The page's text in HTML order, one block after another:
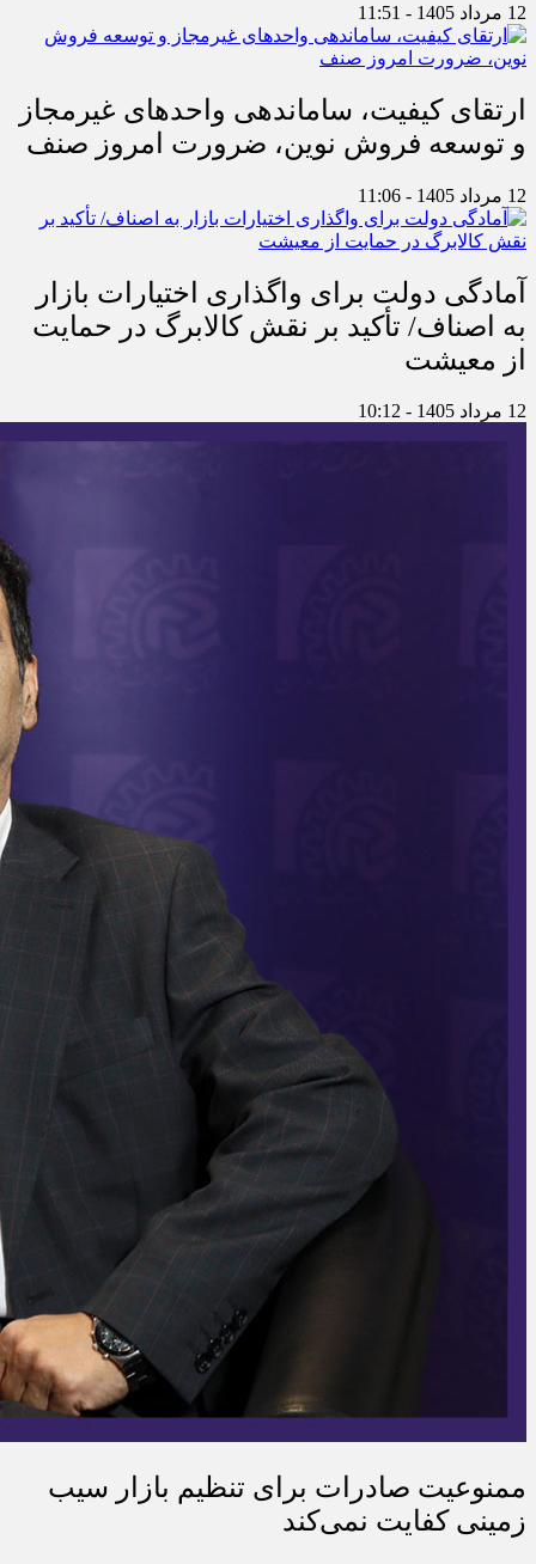
12 مرداد 1405 - 11:51
ارتقای کیفیت، ساماندهی واحدهای غیرمجاز
و توسعه فروش نوین، ضرورت امروز صنف
12 مرداد 1405 - 11:06
آمادگی دولت برای واگذاری اختیارات بازار
به اصناف/ تأکید بر نقش کالابرگ در حمایت
از معیشت
ممنوعیت صادرات برای تنظیم بازار سیب
زمینی کفایت نمی‌کند